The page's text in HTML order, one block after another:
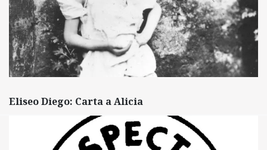
Eliseo Diego: Carta a Alicia